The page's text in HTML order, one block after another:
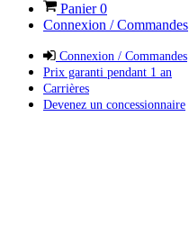
Panier0
Connexion / Commandes
Connexion / Commandes
Prix garanti pendant 1 an
Carrières
Devenez un concessionnaire